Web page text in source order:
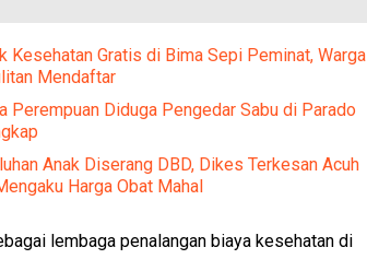
Kesehatan Gratis di Bima Sepi Peminat, Warga
Mendaftar
Perempuan Diduga Pengedar Sabu di Parado
Anak Diserang DBD, Dikes Terkesan Acuh
Harga Obat Mahal
lembaga penalangan biaya kesehatan di